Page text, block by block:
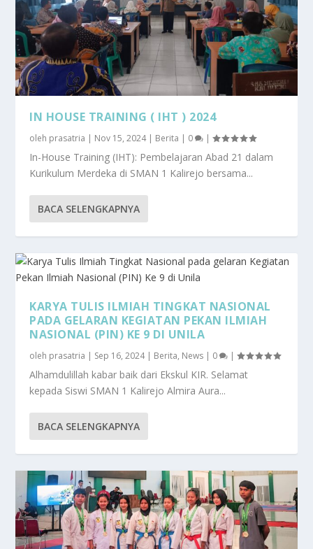
IN HOUSE TRAINING ( IHT ) 2024
oleh prasatria | Nov 15, 2024| Berita | 0 |
In-House Training (IHT): Pembelajaran Abad 21 dalam
Kurikulum Merdeka di SMAN 1 Kalirejo bersama...
BACA SELENGKAPNYA
KARYA TULIS ILMIAH TINGKAT NASIONAL
PADA GELARAN KEGIATAN PEKAN ILMIAH
NASIONAL (PIN) KE 9 DI UNILA
oleh prasatria | Sep 16, 2024| Berita, News | 0 |
Alhamdulillah kabar baik dari Ekskul KIR. Selamat
kepada Siswi SMAN 1 Kalirejo Almira Aura...
BACA SELENGKAPNYA